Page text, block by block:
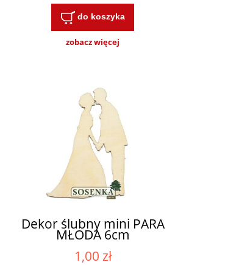
do koszyka
zobacz więcej
Dekor ślubny mini PARA
MŁODA 6cm
1,00 zł